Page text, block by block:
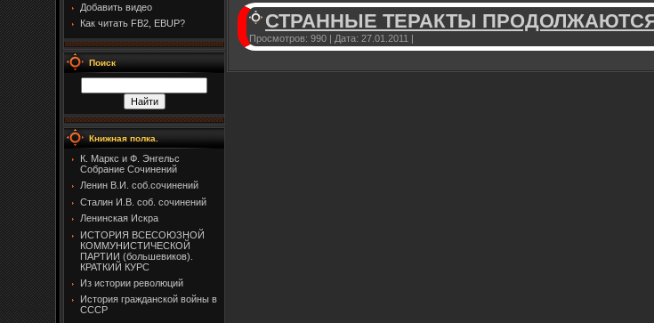
Добавить видео
Как читать FB2, EBUP?
Поиск
Книжная полка.
К. Маркс и Ф. Энгельс
Собрание Сочинений
Ленин В.И. соб.сочинений
Сталин И.В. соб. сочинений
Ленинская Искра
ИСТОРИЯ ВСЕСОЮЗНОЙ
КОММУНИСТИЧЕСКОЙ
ПАРТИИ (большевиков).
КРАТКИЙ КУРС
Из истории революций
История гражданской войны в
СССР
СТРАННЫЕ ТЕРАКТЫ
Просмотров: 990 | Дата: 27.01.2011 |